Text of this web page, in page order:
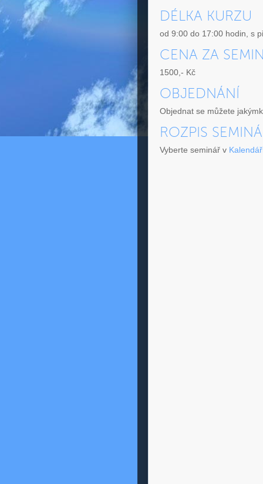
DÉLKA KURZU
od 9:00 do 17:00 hodin, s
CENA ZA
1500,- Kč
OBJEDNÁNÍ
Objednat se můžete
ROZPIS
Vyberte seminář v